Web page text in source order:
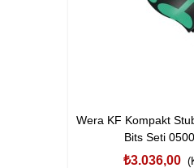
Wera KF Kompakt
Bits Seti
₺3.036,00